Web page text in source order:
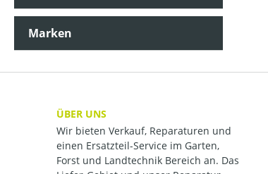
Marken
ÜBER UNS
Wir bieten Verkauf, Reparaturen und
einen Ersatzteil-Service im Garten,
Forst und Landtechnik Bereich an. Das